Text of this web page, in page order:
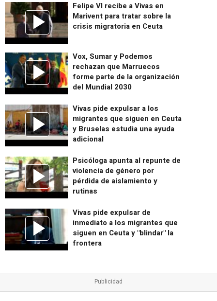
Felipe VI recibe a Vivas en
Marivent para tratar sobre la
crisis migratoria en Ceuta
Vox, Sumar y Podemos
rechazan que Marruecos
forme parte de la organización
del Mundial 2030
Vivas pide expulsar a los
migrantes que siguen en Ceuta
y Bruselas estudia una ayuda
adicional
Psicóloga apunta al repunte de
violencia de género por
pérdida de aislamiento y
rutinas
Vivas pide expulsar de
inmediato a los migrantes que
siguen en Ceuta y "blindar" la
frontera